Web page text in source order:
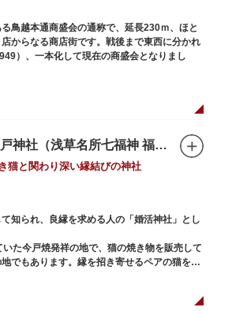
はつらいよ」で寅さんが首にかけているお守
です。
鳥越本通商盛会の通称で、延長230ｍ、ほと
からなる商店街です。戦後まで東西に分かれ
）、一本化して現在の商盛会となりまし
今戸神社（浅草名所七福神 福禄寿）
猫と関わり深い縁結びの神社
知られ、良縁を求める人の「婚活神社」とし
た今戸焼発祥の地で、猫の焼き物を販売して
でもあります。縁を招き寄せるペアの猫をモ
人気です。
守府源頼朝・義家父子が祈願し鎌倉の鶴ヶ丘